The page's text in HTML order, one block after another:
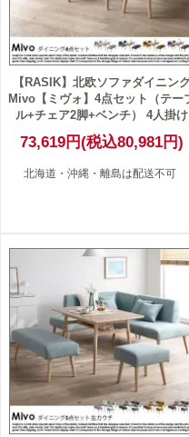
【RASIK】北欧ソファダイニン
Mivo【ミヴォ】4点セット（テー
ル+チェア2脚+ベンチ） 4人掛け
73,619円(税込80,981円)
北海道・沖縄・離島は配送不可